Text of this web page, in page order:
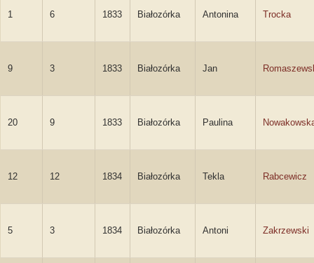
1 6 1833 Białozórka Antonina Trocka
9 3 1833 Białozórka Jan
20 9 1833 Białozórka Paulina
12 12 1834 Białozórka Tekla Rabcewicz
5 3 1834 Białozórka Antoni Zakrzewski